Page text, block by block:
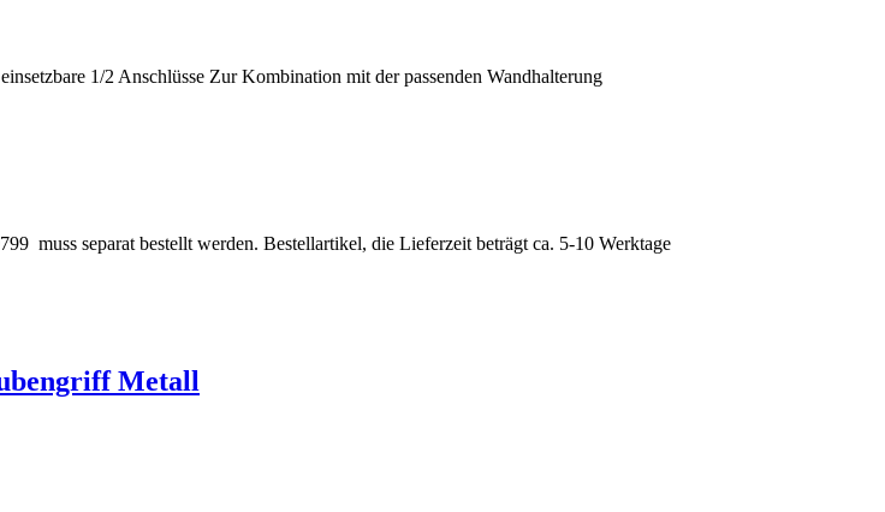
1/2 Anschlüsse Zur Kombination mit der passenden Wandhalterung
muss separat bestellt werden. Bestellartikel, die Lieferzeit beträgt ca. 5-10 Werktage
Metall